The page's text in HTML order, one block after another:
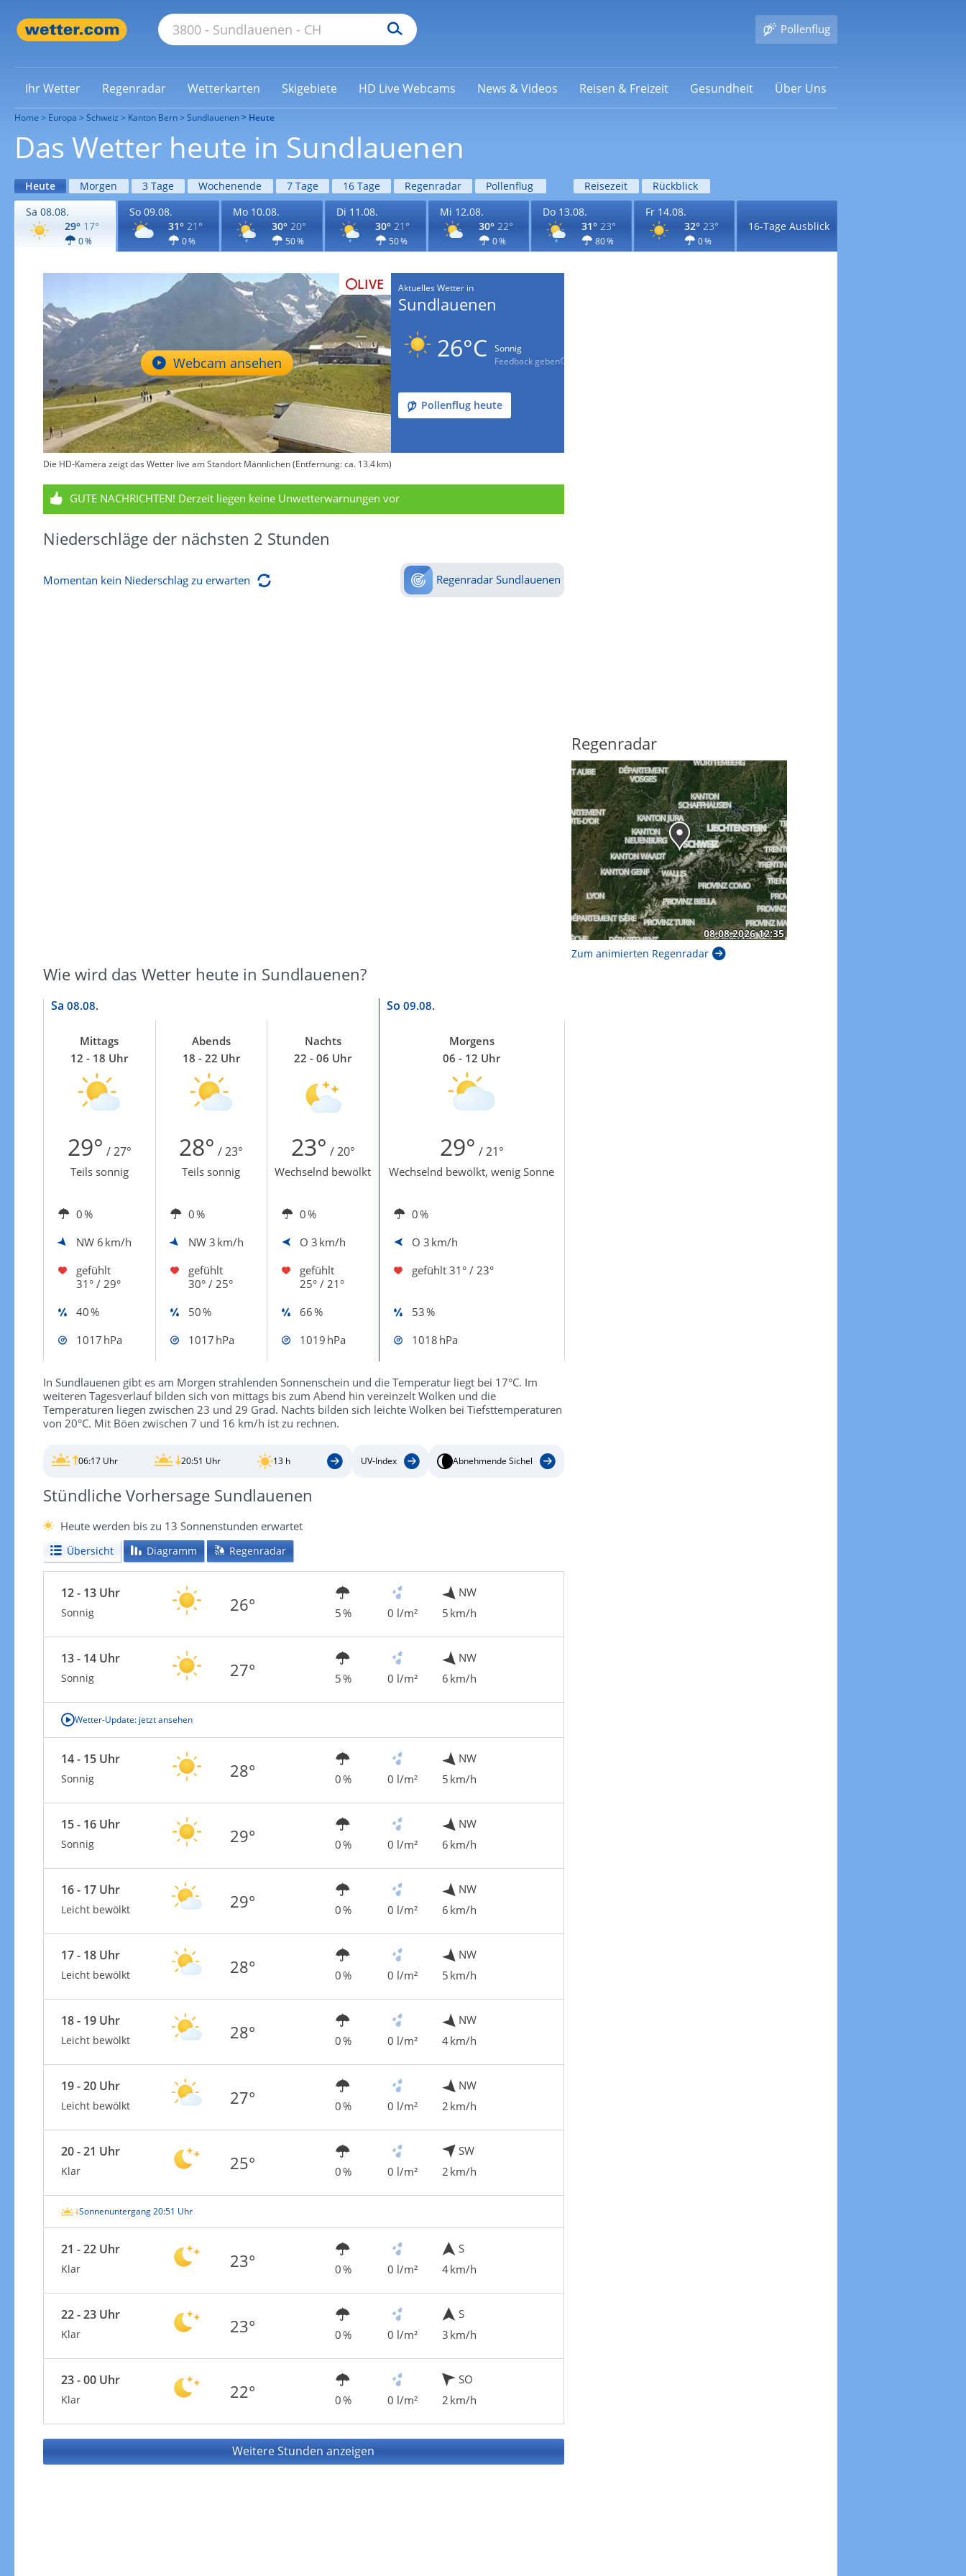
Pollenflug
Ihr Wetter Regenradar Wetterkarten Skigebiete HD Live Webcams News & Videos Reisen & Freizeit Gesundheit Über Uns
Home Europa Schweiz Kanton Bern Sundlauenen Heute
Das Wetter heute in Sundlauenen
Heute Morgen 3 Tage Wochenende 7 Tage 16 Tage Regenradar Pollenflug Reisezeit
Rückblick
Sa 08.08.
29° 17°
0 %
So 09.08.
31° 21°
0 %
Mo 10.08.
30° 20°
50 %
Di 11.08.
30° 21°
50 %
Mi 12.08.
30° 22°
0 %
Do 13.08.
31° 23°
80 %
Fr 14.08.
32° 23°
0 %
16-Tage Ausblick
LIVE
Webcam ansehen
Aktuelles Wetter in
Sundlauenen
26°C
Sonnig
Feedback geben
Pollenflug heute
Die HD-Kamera zeigt das Wetter live am Standort Männlichen (Entfernung: ca. 13.4 km)
GUTE NACHRICHTEN! Derzeit liegen keine Unwetterwarnungen vor
Niederschläge der nächsten 2 Stunden
Momentan kein Niederschlag zu erwarten Regenradar Sundlauenen
Wie wird das Wetter heute in Sundlauenen?
Sa 08.08. So 09.08.
Mittags
12 - 18 Uhr
Abends
18 - 22 Uhr
Nachts
22 - 06 Uhr
Morgens
06 - 12 Uhr
29° / 27° 28° / 23° 23° / 20° 29° / 21°
Teils sonnig Teils sonnig Wechselnd bewölkt Wechselnd bewölkt, wenig Sonne
0 % 0 % 0 %
0 %
NW 6 km/h NW 3 km/h O 3 km/h O 3 km/h
gefühlt
31° / 29°
gefühlt
30° / 25°
gefühlt
25° / 21°
gefühlt 31° / 23°
40 % 50 % 66 %
53 %
1017 hPa
1017 hPa 1019 hPa 1018 hPa
In Sundlauenen gibt es am Morgen strahlenden Sonnenschein und die Temperatur liegt bei 17°C. Im
weiteren Tagesverlauf bilden sich von mittags bis zum Abend hin vereinzelt Wolken und die
Temperaturen liegen zwischen 23 und 29 Grad. Nachts bilden sich leichte Wolken bei Tiefsttemperaturen
von 20°C. Mit Böen zwischen 7 und 16 km/h ist zu rechnen.
06:17 Uhr 20:51 Uhr 13 h UV-Index Abnehmende Sichel
Stündliche Vorhersage Sundlauenen
Heute werden bis zu 13 Sonnenstunden erwartet
Übersicht Diagramm Regenradar
12 - 13 Uhr
Sonnig 26° 5 % 0 l/m²
NW
5 km/h
13 - 14 Uhr
Sonnig 27° 5 % 0 l/m²
NW
6 km/h
Wetter-Update: jetzt ansehen
14 - 15 Uhr
Sonnig 28° 0 % 0 l/m²
NW
5 km/h
15 - 16 Uhr
Sonnig 29° 0 % 0 l/m²
NW
6 km/h
16 - 17 Uhr
Leicht bewölkt 29° 0 % 0 l/m²
NW
6 km/h
17 - 18 Uhr
Leicht bewölkt 28° 0 % 0 l/m²
NW
5 km/h
18 - 19 Uhr
Leicht bewölkt 28° 0 % 0 l/m²
NW
4 km/h
19 - 20 Uhr
Leicht bewölkt 27° 0 % 0 l/m²
NW
2 km/h
20 - 21 Uhr
Klar 25° 0 % 0 l/m²
SW
2 km/h
Sonnenuntergang 20:51 Uhr
21 - 22 Uhr
Klar 23° 0 % 0 l/m²
S
4 km/h
22 - 23 Uhr
Klar 23° 0 % 0 l/m²
S
3 km/h
23 - 00 Uhr
Klar 22° 0 % 0 l/m²
SO
2 km/h
Weitere Stunden anzeigen
Regenradar
Zum animierten Regenradar